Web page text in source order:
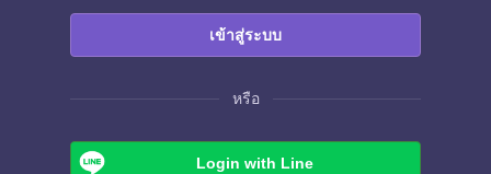
เข้าสู่ระบบ
หรือ
Login with Line